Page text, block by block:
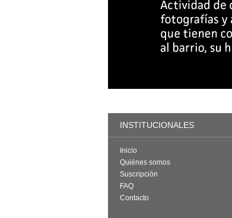
INSTITUCIONALES
Inicio
Quiénes somos
Suscripción
FAQ
Contacto